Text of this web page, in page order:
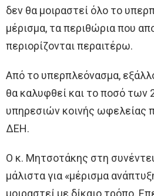
δεν θα μοιραστεί όλο το
μέρισμα, τα περιθώρια που
περιορίζονται περαιτέρω.
Από το υπερπλεόνασμα,
θα καλυφθεί και το ποσό
υπηρεσιών κοινής ωφελείας
ΔΕΗ.
Ο κ. Μητσοτάκης στη
μάλιστα για «μέρισμα
μοιραστεί με δίκαιο τρόπο.